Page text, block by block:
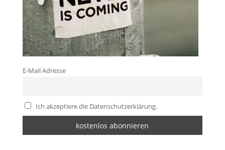
E-Mail Adresse
Ich akzeptiere die Datenschutzerklärung.